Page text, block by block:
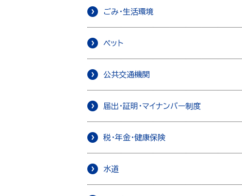
ごみ・生活環境
ペット
公共交通機関
届出・証明・マイナンバー制度
税・年金・健康保険
水道